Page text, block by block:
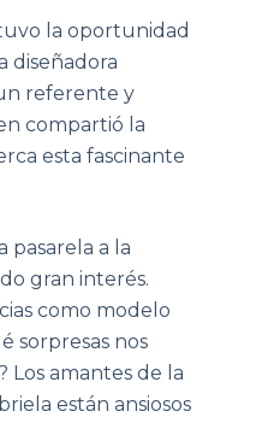
la oportunidad
diseñadora
referente y
compartió la
esta fascinante
pasarela a la
gran interés.
como modelo
sorpresas nos
Los amantes de la
están ansiosos